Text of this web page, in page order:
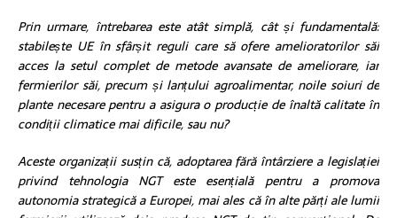
Prin urmare, întrebarea este atât simplă, cât și fundamentală:
stabilește UE în sfârșit reguli care să ofere amelioratorilor săi
acces la setul complet de metode avansate de ameliorare, iar
fermierilor săi, precum și lanțului agroalimentar, noile soiuri de
plante necesare pentru a asigura o producție de înaltă calitate în
condiții climatice mai dificile, sau nu?
Aceste organizații susțin că, adoptarea fără întârziere a legislației
privind tehnologia NGT este esențială pentru a promova
autonomia strategică a Europei, mai ales că în alte părți ale lumii